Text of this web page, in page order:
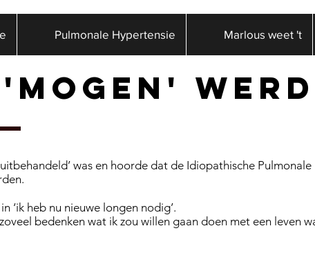
Pulmonale Hypertensie Marlous weet 't
werd
was en hoorde dat de Idiopathische Pulmonale
‘ik heb nu nieuwe longen nodig’.
bedenken wat ik zou willen gaan doen met een leven